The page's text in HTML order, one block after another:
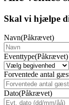
Skal vi hjælpe
Navn(Påkrævet)
Eventtype(Påkrævet)
Forventede antal
Dato(Påkrævet)